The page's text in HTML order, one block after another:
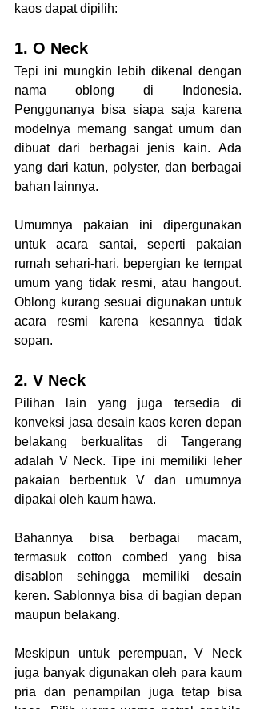
kaos dapat dipilih:
1. O Neck
Tepi ini mungkin lebih dikenal dengan
nama oblong di Indonesia.
Penggunanya bisa siapa saja karena
modelnya memang sangat umum dan
dibuat dari berbagai jenis kain. Ada
yang dari katun, polyster, dan berbagai
bahan lainnya.
Umumnya pakaian ini dipergunakan
untuk acara santai, seperti pakaian
rumah sehari-hari, bepergian ke tempat
umum yang tidak resmi, atau hangout.
Oblong kurang sesuai digunakan untuk
acara resmi karena kesannya tidak
sopan.
2. V Neck
Pilihan lain yang juga tersedia di
konveksi jasa desain kaos keren depan
belakang berkualitas di Tangerang
adalah V Neck. Tipe ini memiliki leher
pakaian berbentuk V dan umumnya
dipakai oleh kaum hawa.
Bahannya bisa berbagai macam,
termasuk cotton combed yang bisa
disablon sehingga memiliki desain
keren. Sablonnya bisa di bagian depan
maupun belakang.
Meskipun untuk perempuan, V Neck
juga banyak digunakan oleh para kaum
pria dan penampilan juga tetap bisa